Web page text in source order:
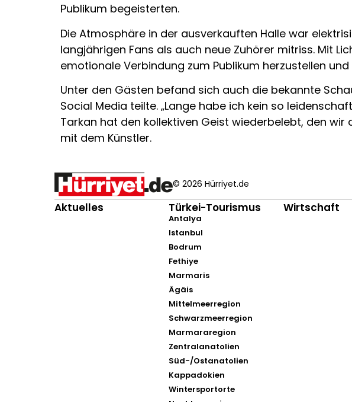
Publikum begeisterten.
Die Atmosphäre in der ausverkauften Halle war
langjährigen Fans als auch neue Zuhörer mitriss. Mit
emotionale Verbindung zum Publikum herzustellen
Unter den Gästen befand sich auch die bekannte
Social Media teilte. „Lange habe ich kein so
Tarkan hat den kollektiven Geist wiederbelebt, den
mit dem Künstler.
© 2026 Hürriyet.de
Aktuelles Türkei-Tourismus
Antalya
Istanbul
Bodrum
Fethiye
Marmaris
Ägäis
Mittelmeerregion
Schwarzmeerregion
Marmararegion
Zentralanatolien
Süd-/Ostanatolien
Kappadokien
Wintersportorte
Wirtschaft